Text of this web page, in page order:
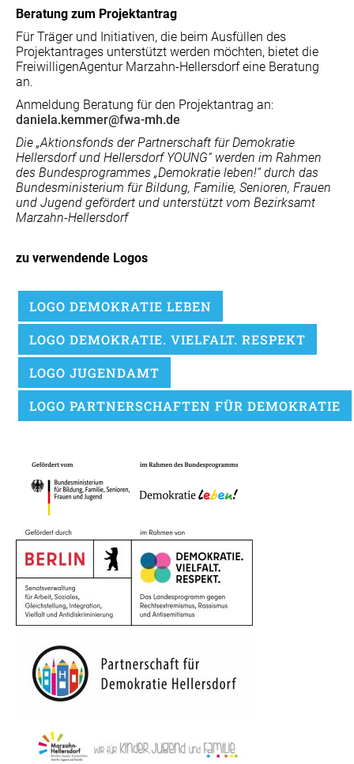
Beratung zum Projektantrag
Für Träger und Initiativen, die beim Ausfüllen des
Projektantrages unterstützt werden möchten, bietet die
FreiwilligenAgentur Marzahn-Hellersdorf eine Beratung
an.
Anmeldung Beratung für den Projektantrag an:
daniela.kemmer@fwa-mh.de
Die „Aktionsfonds der Partnerschaft für Demokratie
Hellersdorf und Hellersdorf YOUNG“ werden im Rahmen
des Bundesprogrammes „Demokratie leben!“ durch das
Bundesministerium für Bildung, Familie, Senioren, Frauen
und Jugend gefördert und unterstützt vom Bezirksamt
Marzahn-Hellersdorf
zu verwendende Logos
LOGO DEMOKRATIE LEBEN
LOGO DEMOKRATIE. VIELFALT. RESPEKT
LOGO JUGENDAMT
LOGO PARTNERSCHAFTEN FÜR DEMOKRATIE